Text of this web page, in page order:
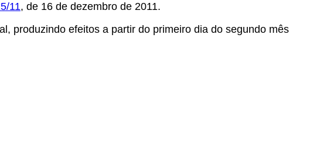
11, de 16 de dezembro de 2011.
produzindo efeitos a partir do primeiro dia do segundo mês